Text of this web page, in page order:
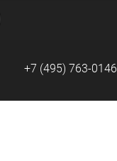
+7 (495) 763-0146